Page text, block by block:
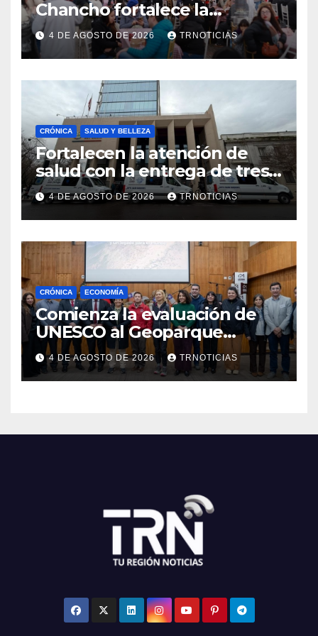
Chancho fortalece la
economía local con positivo
impacto en la hotelería y el
emprendimiento
4 DE AGOSTO DE 2026 TRNOTICIAS
CRÓNICA SALUD Y BELLEZA
Fortalecen la atención de
salud con la entrega de tres
nuevas ambulancias para
Cauquenes y Sagrada Familia
4 DE AGOSTO DE 2026 TRNOTICIAS
CRÓNICA ECONOMÍA
Comienza la evaluación de
UNESCO al Geoparque
Aspirante Pillanmapu en el
Maule
4 DE AGOSTO DE 2026 TRNOTICIAS